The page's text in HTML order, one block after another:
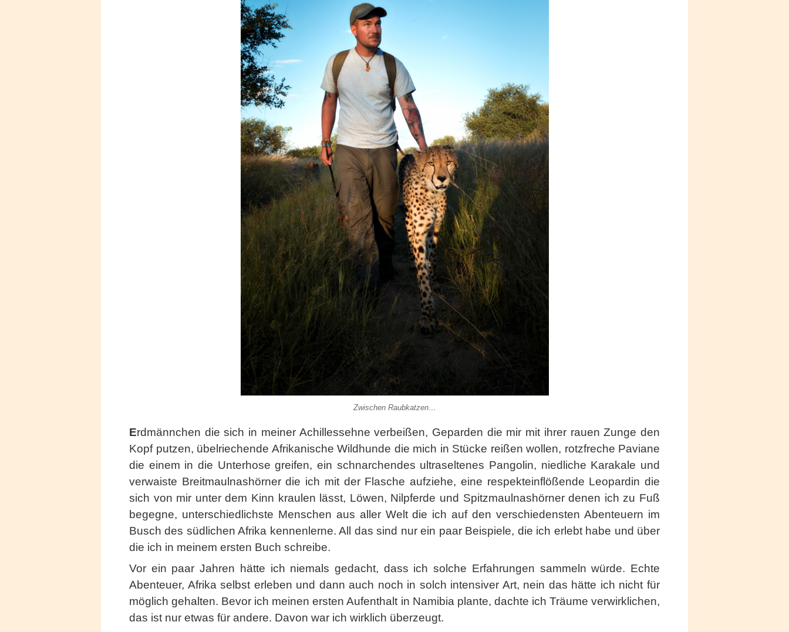
Zwischen Raubkatzen…
Erdmännchen die sich in meiner Achillessehne verbeißen, Geparden die mir mit ihrer rauen Zunge den
Kopf putzen, übelriechende Afrikanische Wildhunde die mich in Stücke reißen wollen, rotzfreche Paviane
die einem in die Unterhose greifen, ein schnarchendes ultraseltenes Pangolin, niedliche Karakale und
verwaiste Breitmaulnashörner die ich mit der Flasche aufziehe, eine respekteinflößende Leopardin die
sich von mir unter dem Kinn kraulen lässt, Löwen, Nilpferde und Spitzmaulnashörner denen ich zu Fuß
begegne, unterschiedlichste Menschen aus aller Welt die ich auf den verschiedensten Abenteuern im
Busch des südlichen Afrika kennenlerne. All das sind nur ein paar Beispiele, die ich erlebt habe und über
die ich in meinem ersten Buch schreibe.
Vor ein paar Jahren hätte ich niemals gedacht, dass ich solche Erfahrungen sammeln würde. Echte
Abenteuer, Afrika selbst erleben und dann auch noch in solch intensiver Art, nein das hätte ich nicht für
möglich gehalten. Bevor ich meinen ersten Aufenthalt in Namibia plante, dachte ich Träume verwirklichen,
das ist nur etwas für andere. Davon war ich wirklich überzeugt.